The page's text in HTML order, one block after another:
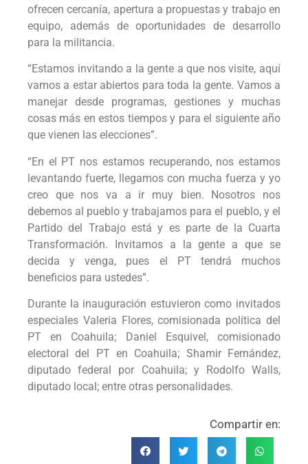
ofrecen cercanía, apertura a propuestas y trabajo en
equipo, además de oportunidades de desarrollo
para la militancia.
“Estamos invitando a la gente a que nos visite, aquí
vamos a estar abiertos para toda la gente. Vamos a
manejar desde programas, gestiones y muchas
cosas más en estos tiempos y para el siguiente año
que vienen las elecciones”.
“En el PT nos estamos recuperando, nos estamos
levantando fuerte, llegamos con mucha fuerza y yo
creo que nos va a ir muy bien. Nosotros nos
debemos al pueblo y trabajamos para el pueblo, y el
Partido del Trabajo está y es parte de la Cuarta
Transformación. Invitamos a la gente a que se
decida y venga, pues el PT tendrá muchos
beneficios para ustedes”.
Durante la inauguración estuvieron como invitados
especiales Valeria Flores, comisionada política del
PT en Coahuila; Daniel Esquivel, comisionado
electoral del PT en Coahuila; Shamir Fernández,
diputado federal por Coahuila; y Rodolfo Walls,
diputado local; entre otras personalidades.
Compartir en: